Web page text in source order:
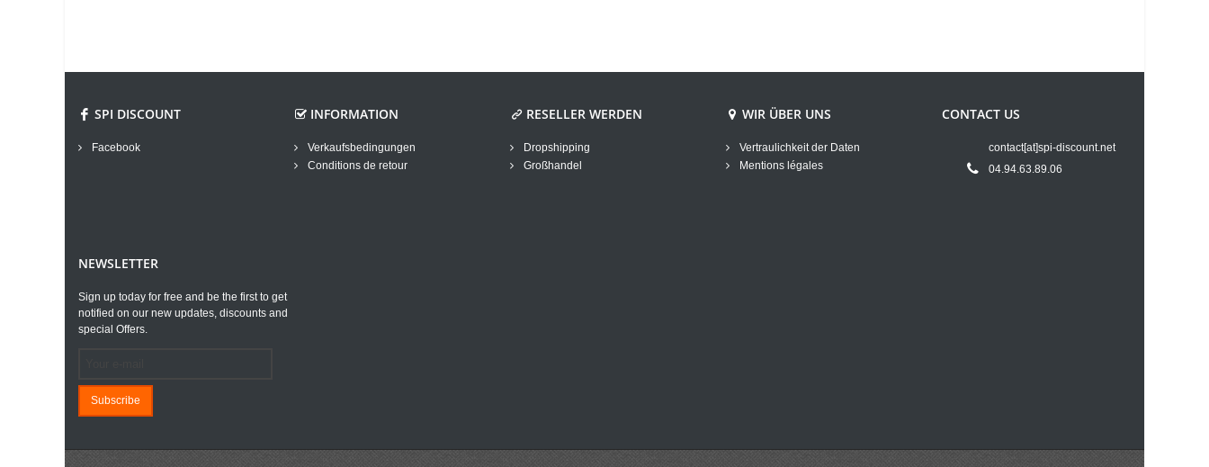
SPI DISCOUNT
Facebook
INFORMATION
Verkaufsbedingungen
Conditions de retour
RESELLER WERDEN
Dropshipping
Großhandel
WIR ÜBER UNS
Vertraulichkeit der Daten
Mentions légales
CONTACT US
contact[at]spi-discount.net
04.94.63.89.06
NEWSLETTER
Sign up today for free and be the first to get
notified on our new updates, discounts and
special Offers.
Subscribe